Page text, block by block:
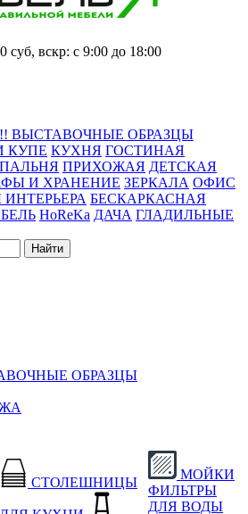
суб, вскр: с 9:00 до 18:00
ВЫСТАВОЧНЫЕ ОБРАЗЦЫ
КУПЕ КУХНЯ ГОСТИНАЯ
ПРИХОЖАЯ ДЕТСКАЯ
И ХРАНЕНИЕ ЗЕРКАЛА ОФИС
БЕСКАРКАСНАЯ
HoReKa ДАЧА ГЛАДИЛЬНЫЕ
Найти
ОБРАЗЦЫ
СТОЛЕШНИЦЫ
МОЙКИ
ФИЛЬТРЫ
ДЛЯ ВОДЫ